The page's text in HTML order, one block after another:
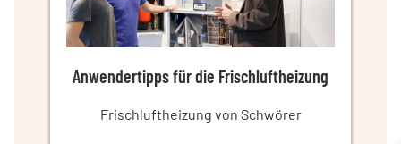
Anwendertipps für die Frischluftheizung
Frischluftheizung von Schwörer